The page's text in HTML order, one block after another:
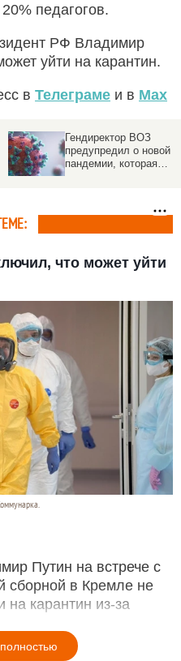
педагогов.
РФ Владимир
уйти на карантин.
в Телеграме и в Max
Гендиректор ВОЗ
предупредил о новой
пандемии, которая
что может уйти
Путин на встрече с
сборной в Кремле не
на карантин из-за